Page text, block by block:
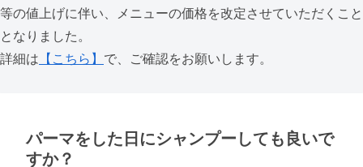
等の値上げに伴い、メニューの価格を改定させていただくこと
となりました。
詳細は 【こちら】 で、ご確認をお願いします。
パーマをした日にシャンプーしても良いで
すか？